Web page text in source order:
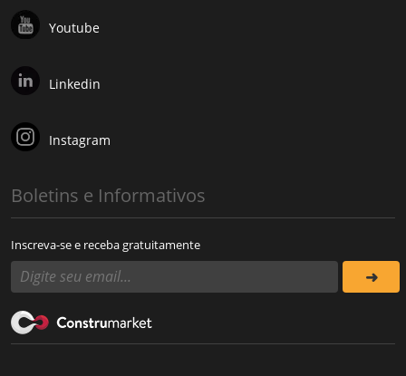
Youtube
Linkedin
Instagram
Boletins e Informativos
Inscreva-se e receba gratuitamente